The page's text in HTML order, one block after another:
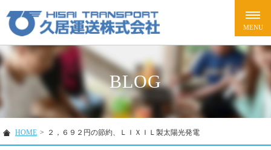
BLOG
HOME > ２，６９２円の節約、ＬＩＸＩＬ製太陽光発電